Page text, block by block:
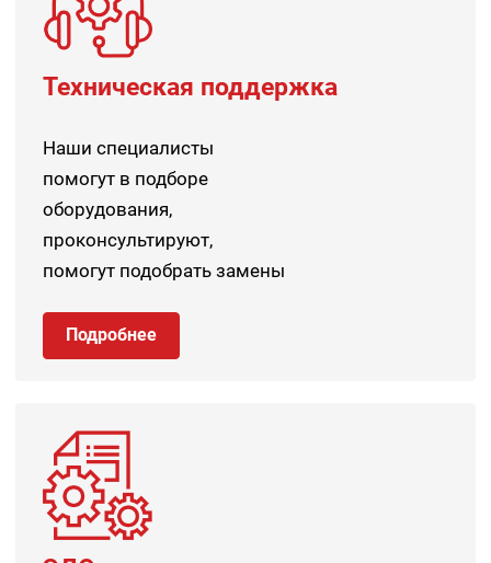
Техническая поддержка
Наши специалисты
помогут в подборе
оборудования,
проконсультируют,
помогут подобрать замены
Подробнее